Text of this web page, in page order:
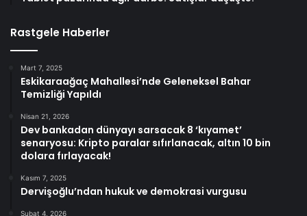
Rastgele Haberler
Mart 7, 2025
Eskikaraağaç Mahallesi’nde Geleneksel Bahar
Temizliği Yapıldı
Nisan 21, 2026
Dev bankadan dünyayı sarsacak 8 ‘kıyamet’
senaryosu: Kripto paralar sıfırlanacak, altın 10 bin
dolara fırlayacak!
Kasım 7, 2025
Dervişoğlu’ndan hukuk ve demokrasi vurgusu
Şubat 4, 2026